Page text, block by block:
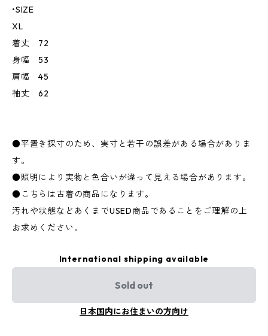
•SIZE
XL
着丈 72
身幅 53
肩幅 45
袖丈 62
●平置き採寸のため、実寸と若干の誤差がある場合がありま
す。
●照明により実物と色合いが違って見える場合があります。
●こちらは古着の商品になります。
汚れや状態などあくまでUSED商品であることをご理解の上
お求めください。
International shipping available
Sold out
日本国内にお住まいの方向け